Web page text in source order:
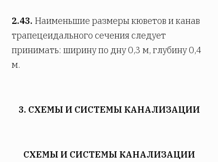
2.43. Наименьшие размеры кюветов и канав
трапецеидального сечения следует
принимать: ширину по дну 0,3 м, глубину 0,4
м.
3. СХЕМЫ И СИСТЕМЫ КАНАЛИЗАЦИИ
СХЕМЫ И СИСТЕМЫ КАНАЛИЗАЦИИ